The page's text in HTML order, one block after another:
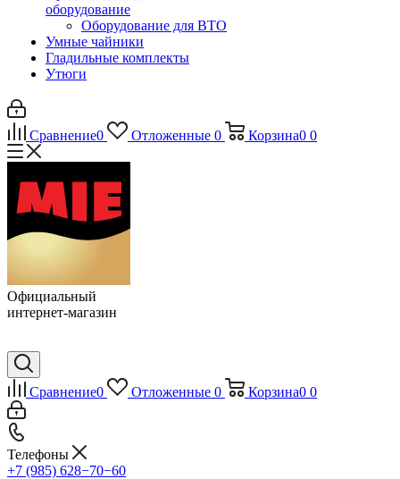
оборудование
Оборудование для ВТО
Умные чайники
Гладильные комплекты
Утюги
Сравнение0 Отложенные 0 Корзина0 0
Официальный
интернет-магазин
Сравнение0 Отложенные 0 Корзина0 0
Телефоны
+7 (985) 628−70−60